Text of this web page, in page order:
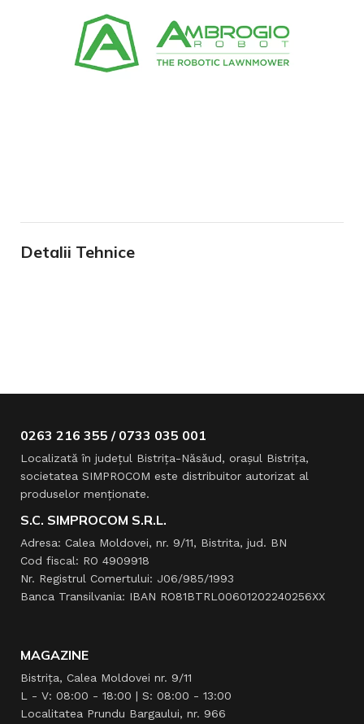
Detalii Tehnice
0263 216 355 / 0733 035 001
Localizată în judeţul Bistriţa-Năsăud, oraşul Bistriţa,
societatea SIMPROCOM este distribuitor autorizat al
produselor menţionate.
S.C. SIMPROCOM S.R.L.
Adresa: Calea Moldovei, nr. 9/11, Bistrita, jud. BN
Cod fiscal: RO 4909918
Nr. Registrul Comertului: J06/985/1993
Banca Transilvania: IBAN RO81BTRL00601202240256XX
MAGAZINE
Bistrița, Calea Moldovei nr. 9/11
L - V: 08:00 - 18:00 | S: 08:00 - 13:00
Localitatea Prundu Bargaului, nr. 966